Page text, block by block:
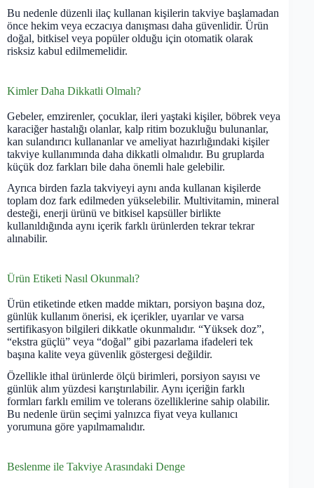
Bu nedenle düzenli ilaç kullanan kişilerin takviye başlamadan
önce hekim veya eczacıya danışması daha güvenlidir. Ürün
doğal, bitkisel veya popüler olduğu için otomatik olarak
risksiz kabul edilmemelidir.
Kimler Daha Dikkatli Olmalı?
Gebeler, emzirenler, çocuklar, ileri yaştaki kişiler, böbrek veya
karaciğer hastalığı olanlar, kalp ritim bozukluğu bulunanlar,
kan sulandırıcı kullananlar ve ameliyat hazırlığındaki kişiler
takviye kullanımında daha dikkatli olmalıdır. Bu gruplarda
küçük doz farkları bile daha önemli hale gelebilir.
Ayrıca birden fazla takviyeyi aynı anda kullanan kişilerde
toplam doz fark edilmeden yükselebilir. Multivitamin, mineral
desteği, enerji ürünü ve bitkisel kapsüller birlikte
kullanıldığında aynı içerik farklı ürünlerden tekrar tekrar
alınabilir.
Ürün Etiketi Nasıl Okunmalı?
Ürün etiketinde etken madde miktarı, porsiyon başına doz,
günlük kullanım önerisi, ek içerikler, uyarılar ve varsa
sertifikasyon bilgileri dikkatle okunmalıdır. “Yüksek doz”,
“ekstra güçlü” veya “doğal” gibi pazarlama ifadeleri tek
başına kalite veya güvenlik göstergesi değildir.
Özellikle ithal ürünlerde ölçü birimleri, porsiyon sayısı ve
günlük alım yüzdesi karıştırılabilir. Aynı içeriğin farklı
formları farklı emilim ve tolerans özelliklerine sahip olabilir.
Bu nedenle ürün seçimi yalnızca fiyat veya kullanıcı
yorumuna göre yapılmamalıdır.
Beslenme ile Takviye Arasındaki Denge